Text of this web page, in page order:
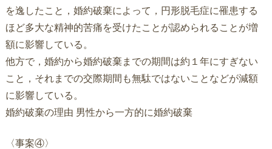
を逸したこと，婚約破棄によって，円形脱毛症に罹患する
ほど多大な精神的苦痛を受けたことが認められることが増
額に影響している。
他方で，婚約から婚約破棄までの期間は約１年にすぎない
こと，それまでの交際期間も無駄ではないことなどが減額
に影響している。
婚約破棄の理由 男性から一方的に婚約破棄
〈事案④〉